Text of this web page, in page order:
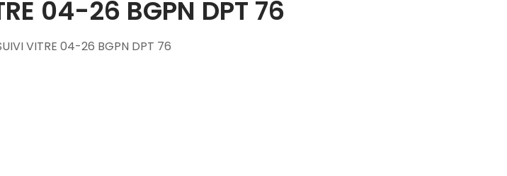
04-26 BGPN DPT 76
VITRE 04-26 BGPN DPT 76